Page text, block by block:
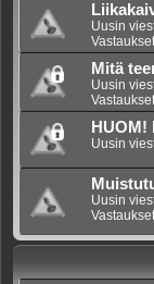
Uusin
Mitä
Uusin
Uusin
Uusin